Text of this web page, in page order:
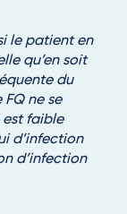
le patient en
qu’en soit
du
ne se
est faible
d’infection
d’infection